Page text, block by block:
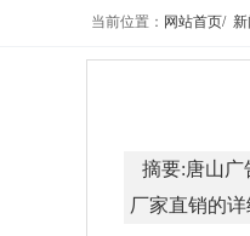
当前位置： 网站首页/
摘要:唐山广
厂家直销的详